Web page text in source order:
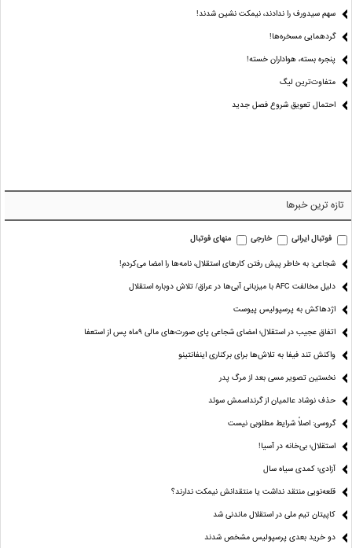
سهم سیدورف را ندادند، نیمکت نشین شدند!
گردهمایی مسخره‌ها!
پنجره بسته، هواداران خسته!
متفاوت‌ترین لیگ
احتمال تعویق شروع فصل جدید
تازه ترین خبرها
فوتبال ایرانی خارجی منهای فوتبال
شجاعی: به خاطر پیش رفتن کارهای استقلال، نامه‌ها را امضا می‌کردم!
دلیل مخالفت AFC با میزبانی آبی‌ها در عراق/ تلاش دوباره استقلال
اژدهاکش به پرسپولیس پیوست
اتفاق عجیب در استقلال؛ امضای شجاعی پای صورت‌های مالی ٩ماه پس از استعفا
واکنش تند فیفا به تلاش‌ها برای برکناری اینفانتینو
نخستین تصویر مسی بعد از مرگ پدر
حذف نوشاد عالمیان از گرنداسمش سوئد
گروسی: اصلاً شرایط مطلوبی نیست
استقلال؛ بی‌خانه در آسیا!
آزادی؛ کمدی سیاه سال
قلعه‌نویی منتقد نداشت یا منتقدانش نیمکت ندارند؟
کاپیتان تیم ملی در استقلال ماندنی شد
دو خرید بعدی پرسپولیس مشخص شدند